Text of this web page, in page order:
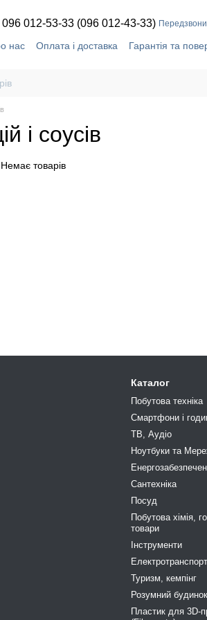
096 012-53-33 (096 012-43-33)
нас Оплата і доставка Гарантія та
і соусів
Немає товарів
Каталог
Побутова техніка
Смартфони і
ТВ, Аудіо
Ноутбуки та
Сантехніка
Посуд
Побутова хімія,
товари
Інструменти
Електротранспорт
Туризм, кемпiнг
Розумний будинок
Пластик для 3D-